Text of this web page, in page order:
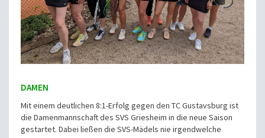
DAMEN
Mit einem deutlichen 8:1-Erfolg gegen den TC Gustavsburg ist
die Damenmannschaft des SVS Griesheim in die neue Saison
gestartet. Dabei ließen die SVS-Mädels nie irgendwelche